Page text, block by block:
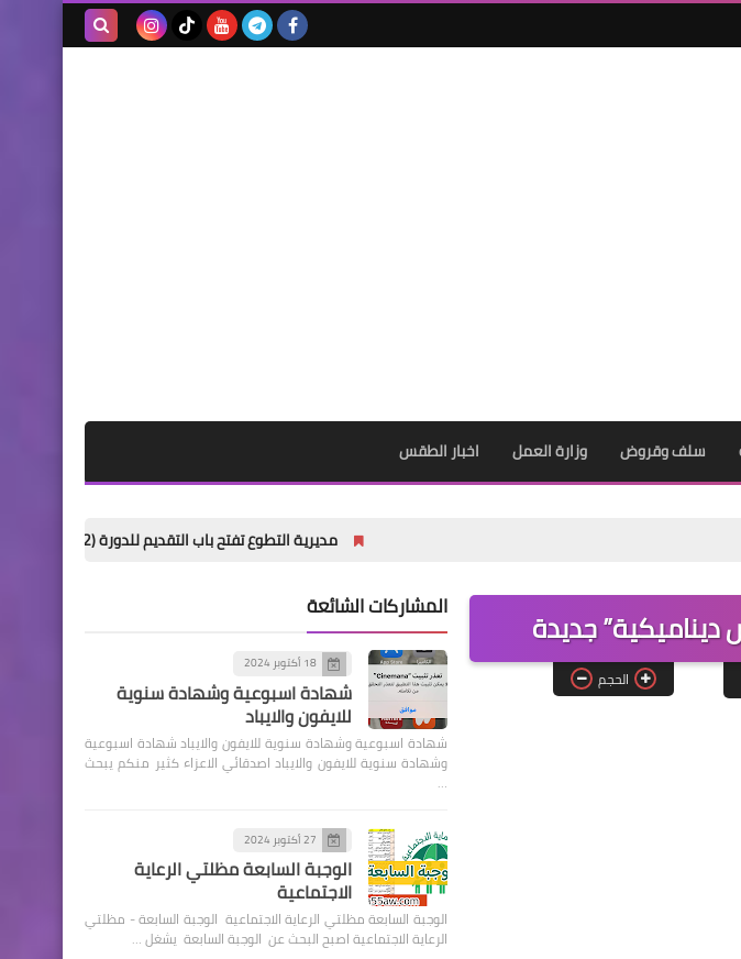
سلف وقروض وزارة العمل اخبار الطقس
مديرية التطوع تفتح باب التقديم للدورة (32) للمعهد العالي للتطوير الأمني والإداري
الحجم
المشاركات الشائعة
18 أكتوبر 2024
شهادة اسبوعية وشهادة سنوية
للايفون والايباد
شهادة اسبوعية وشهادة سنوية للايفون والايباد شهادة اسبوعية
وشهادة سنوية للايفون والايباد اصدقائي الاعزاء كثير منكم يبحث
…
27 أكتوبر 2024
الوجبة السابعة مظلتي الرعاية
الاجتماعية
الوجبة السابعة مظلتي الرعاية الاجتماعية الوجبة السابعة - مظلتي
الرعاية الاجتماعية اصبح البحث عن الوجبة السابعة يشغل …